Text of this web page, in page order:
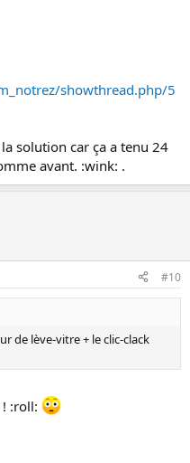
showthread.php/5
solution car ça a tenu 24
avant. :wink: .
#10
de lève-vitre + le clic-clack
:roll: